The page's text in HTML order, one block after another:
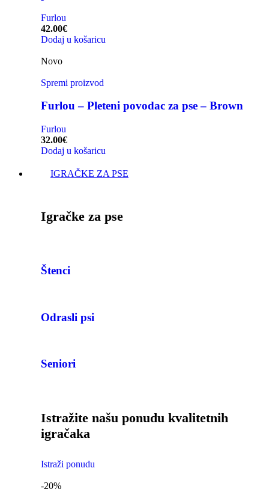
Furlou
42.00€
Dodaj u košaricu
Novo
Spremi proizvod
Furlou – Pleteni povodac za pse – Brown
Furlou
32.00€
Dodaj u košaricu
IGRAČKE ZA PSE
Igračke za pse
Štenci
Odrasli psi
Seniori
Istražite našu ponudu kvalitetnih
igračaka
Istraži ponudu
-20%